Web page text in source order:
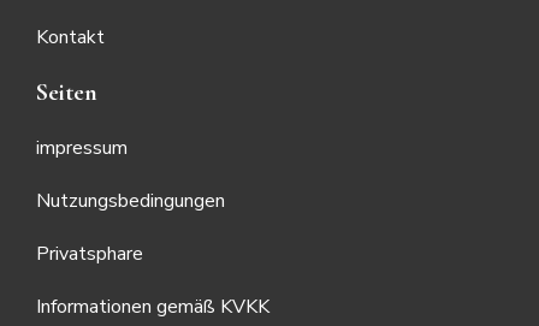
Kontakt
Seiten
impressum
Nutzungsbedingungen
Privatsphare
Informationen gemäß KVKK